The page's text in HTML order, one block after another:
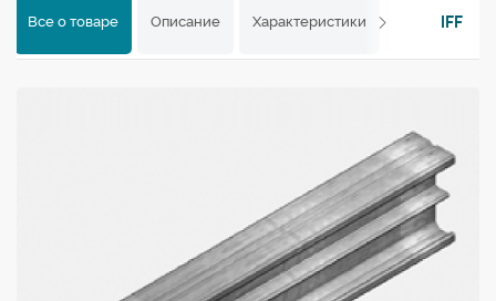
Все о товаре Описание Характеристики ОтзывыIFF